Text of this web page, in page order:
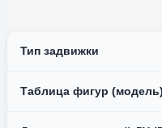
Тип задвижки
Таблица фигур (модель)